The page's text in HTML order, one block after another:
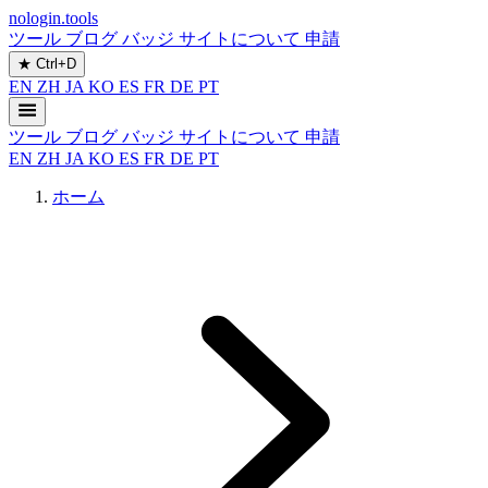
nologin.tools
ツール ブログ バッジ サイトについて 申請
★ Ctrl+D
EN ZH JA KO ES FR DE PT
ツール ブログ バッジ サイトについて 申請
EN ZH JA KO ES FR DE PT
ホーム